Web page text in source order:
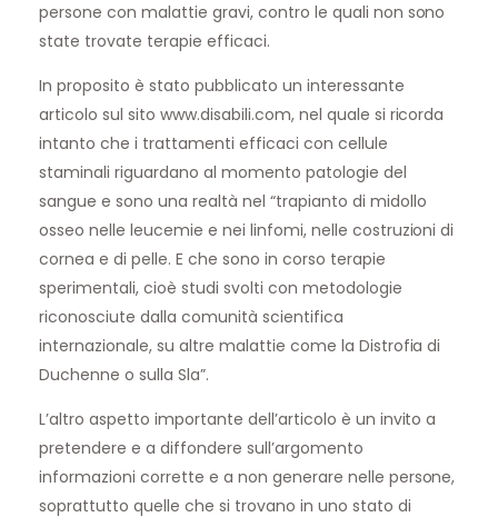
persone con malattie gravi, contro le quali non sono
state trovate terapie efficaci.
In proposito è stato pubblicato un interessante
articolo sul sito www.disabili.com, nel quale si ricorda
intanto che i trattamenti efficaci con cellule
staminali riguardano al momento patologie del
sangue e sono una realtà nel “trapianto di midollo
osseo nelle leucemie e nei linfomi, nelle costruzioni di
cornea e di pelle. E che sono in corso terapie
sperimentali, cioè studi svolti con metodologie
riconosciute dalla comunità scientifica
internazionale, su altre malattie come la Distrofia di
Duchenne o sulla Sla”.
L’altro aspetto importante dell’articolo è un invito a
pretendere e a diffondere sull’argomento
informazioni corrette e a non generare nelle persone,
soprattutto quelle che si trovano in uno stato di